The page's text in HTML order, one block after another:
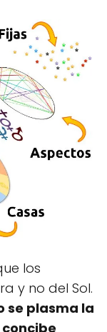
los
y no del Sol.
se plasma la